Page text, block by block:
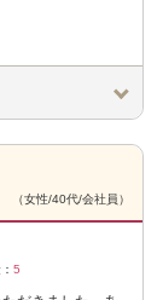
（女性/40代/会社員）
5